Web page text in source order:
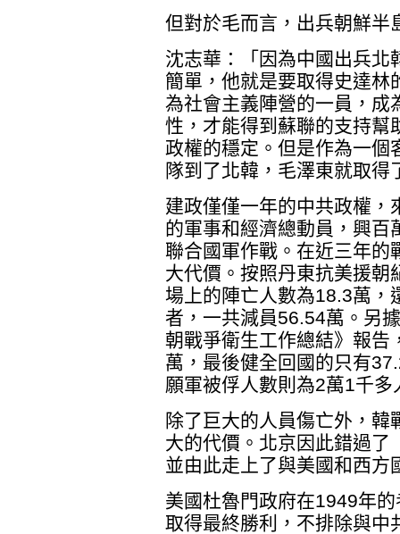
但對於毛而言，出兵朝鮮半
沈志華：「因為中國出兵北
簡單，他就是要取得史達林
為社會主義陣營的一員，成
性，才能得到蘇聯的支持幫
政權的穩定。但是作為一個
隊到了北韓，毛澤東就取
建政僅僅一年的中共政權，
的軍事和經濟總動員，興百
聯合國軍作戰。在近三年的
大代價。按照丹東抗美援朝
場上的陣亡人數為18.3萬，
者，一共減員56.54萬。另
朝戰爭衛生工作總結》報告
萬，最後健全回國的只有
願軍被俘人數則為2萬1千多
除了巨大的人員傷亡外，
大的代價。北京因此錯過了
並由此走上了與美國和西方
美國杜魯門政府在1949年
取得最終勝利，不排除與中